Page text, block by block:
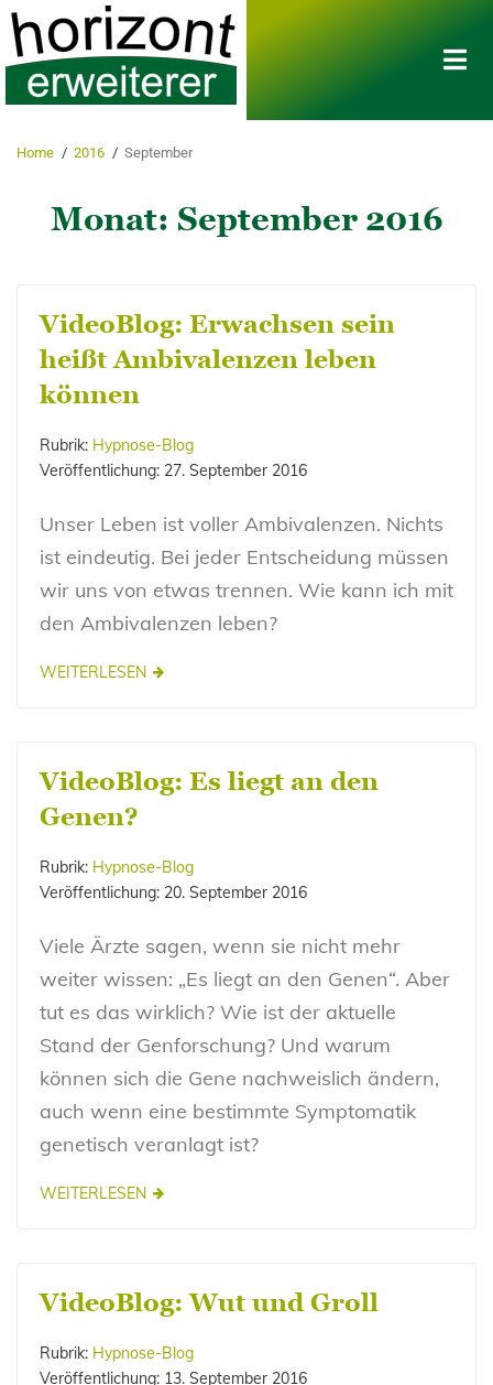
Home / 2016 / September
Monat: September 2016
VideoBlog: Erwachsen sein
heißt Ambivalenzen leben
können
Rubrik: Hypnose-Blog
Veröffentlichung: 27. September 2016
Unser Leben ist voller Ambivalenzen. Nichts
ist eindeutig. Bei jeder Entscheidung müssen
wir uns von etwas trennen. Wie kann ich mit
den Ambivalenzen leben?
WEITERLESEN
VideoBlog: Es liegt an den
Genen?
Rubrik: Hypnose-Blog
Veröffentlichung: 20. September 2016
Viele Ärzte sagen, wenn sie nicht mehr
weiter wissen: „Es liegt an den Genen“. Aber
tut es das wirklich? Wie ist der aktuelle
Stand der Genforschung? Und warum
können sich die Gene nachweislich ändern,
auch wenn eine bestimmte Symptomatik
genetisch veranlagt ist?
WEITERLESEN
VideoBlog: Wut und Groll
Rubrik: Hypnose-Blog
Veröffentlichung: 13. September 2016